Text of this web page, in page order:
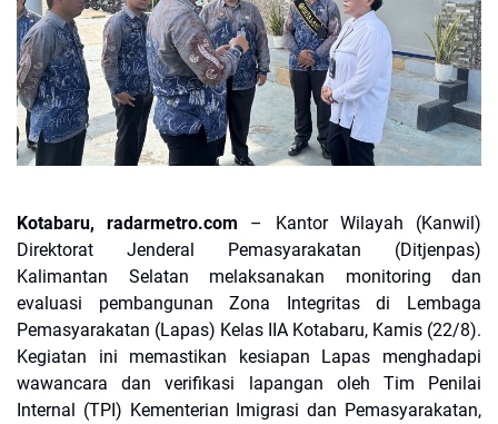
Kotabaru, radarmetro.com – Kantor Wilayah (Kanwil)
Direktorat Jenderal Pemasyarakatan (Ditjenpas)
Kalimantan Selatan melaksanakan monitoring dan
evaluasi pembangunan Zona Integritas di Lembaga
Pemasyarakatan (Lapas) Kelas IIA Kotabaru, Kamis (22/8).
Kegiatan ini memastikan kesiapan Lapas menghadapi
wawancara dan verifikasi lapangan oleh Tim Penilai
Internal (TPI) Kementerian Imigrasi dan Pemasyarakatan,